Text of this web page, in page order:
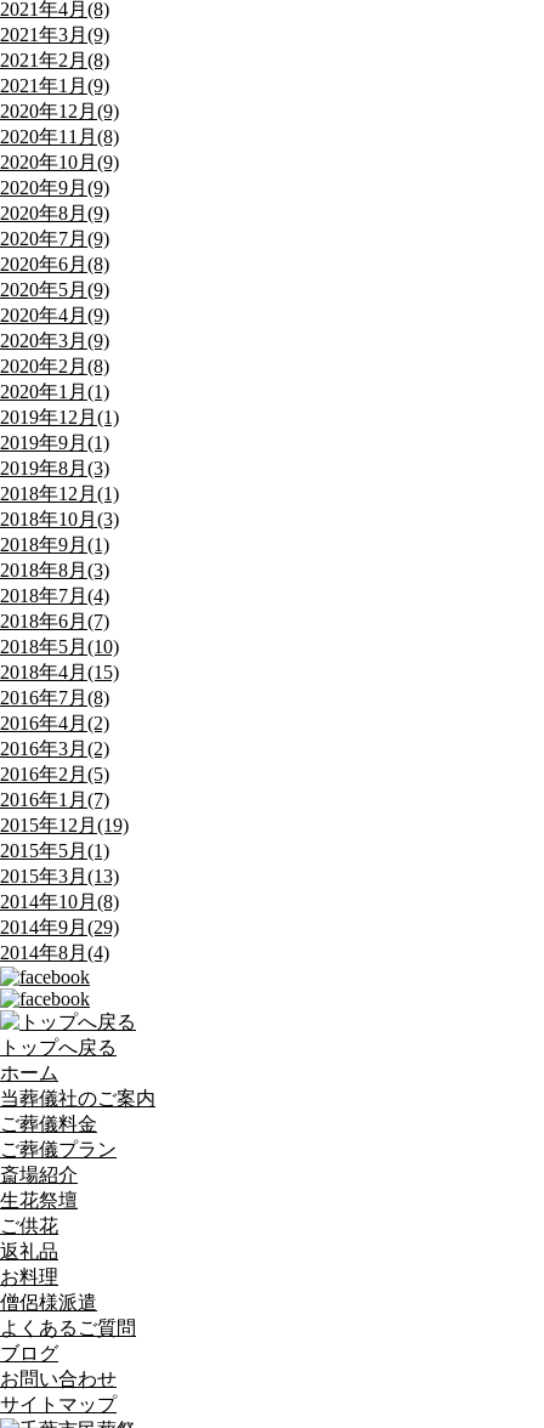
2021年4月(8)
2021年3月(9)
2021年2月(8)
2021年1月(9)
2020年12月(9)
2020年11月(8)
2020年10月(9)
2020年9月(9)
2020年8月(9)
2020年7月(9)
2020年6月(8)
2020年5月(9)
2020年4月(9)
2020年3月(9)
2020年2月(8)
2020年1月(1)
2019年12月(1)
2019年9月(1)
2019年8月(3)
2018年12月(1)
2018年10月(3)
2018年9月(1)
2018年8月(3)
2018年7月(4)
2018年6月(7)
2018年5月(10)
2018年4月(15)
2016年7月(8)
2016年4月(2)
2016年3月(2)
2016年2月(5)
2016年1月(7)
2015年12月(19)
2015年5月(1)
2015年3月(13)
2014年10月(8)
2014年9月(29)
2014年8月(4)
トップへ戻る
ホーム
当葬儀社のご案内
ご葬儀料金
ご葬儀プラン
斎場紹介
生花祭壇
ご供花
返礼品
お料理
僧侶様派遣
よくあるご質問
ブログ
お問い合わせ
サイトマップ